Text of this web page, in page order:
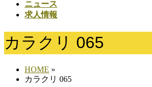
ニュース
求人情報
カラクリ 065
HOME »
カラクリ 065